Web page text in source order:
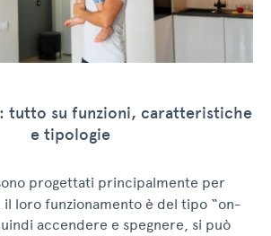
tutto su funzioni, caratteristiche
e tipologie
progettati principalmente per
il loro funzionamento è del tipo “on-
accendere e spegnere, si può